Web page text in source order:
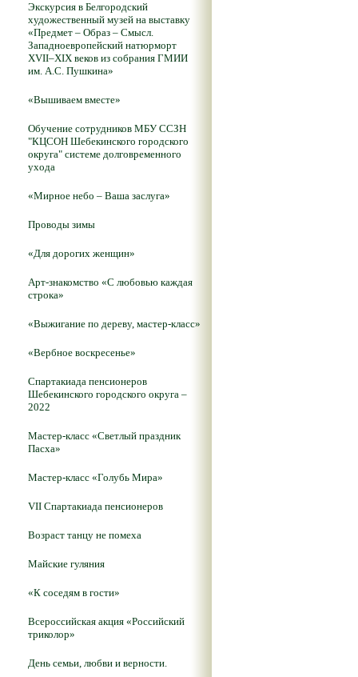
Экскурсия в Белгородский
художественный музей на выставку
«Предмет – Образ – Смысл.
Западноевропейский натюрморт
XVII–XIX веков из собрания ГМИИ
им. А.С. Пушкина»
«Вышиваем вместе»
Обучение сотрудников МБУ ССЗН
"КЦСОН Шебекинского городского
округа" системе долговременного
ухода
«Мирное небо – Ваша заслуга»
Проводы зимы
«Для дорогих женщин»
Арт-знакомство «С любовью каждая
строка»
«Выжигание по дереву, мастер-класс»
«Вербное воскресенье»
Спартакиада пенсионеров
Шебекинского городского округа –
2022
Мастер-класс «Светлый праздник
Пасха»
Мастер-класс «Голубь Мира»
VII Спартакиада пенсионеров
Возраст танцу не помеха
Майские гуляния
«К соседям в гости»
Всероссийская акция «Российский
триколор»
День семьи, любви и верности.